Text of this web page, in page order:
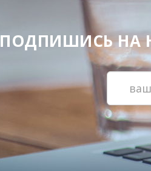
ПОДПИШИСЬ НА